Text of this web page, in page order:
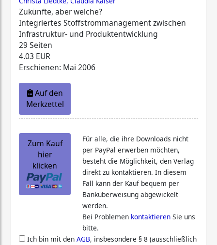
Zukünfte, aber welche?
Integriertes Stoffstrommanagement zwischen
Infrastruktur- und Produktentwicklung
29 Seiten
4.03 EUR
Erschienen: Mai 2006
Auf den
Merkzettel
Zum Kauf
hier
klicken
Für alle, die ihre Downloads nicht
per PayPal erwerben möchten,
besteht die Möglichkeit, den Verlag
direkt zu kontaktieren. In diesem
Fall kann der Kauf bequem per
Banküberweisung abgewickelt
werden.
Bei Problemen kontaktieren Sie uns
bitte.
Ich bin mit den AGB, insbesondere § 8 (ausschließlich